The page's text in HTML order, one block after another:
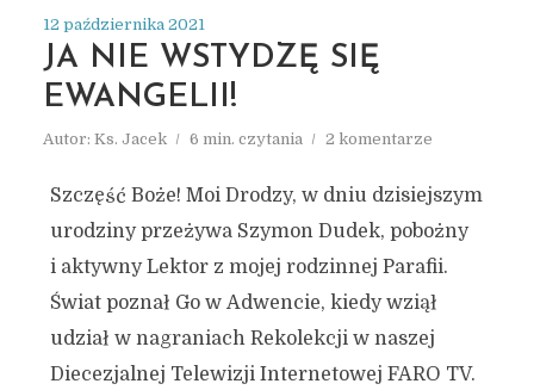
12 października 2021
JA NIE WSTYDZĘ SIĘ
EWANGELII!
Autor: Ks. Jacek 6 min. czytania 2 komentarze
Szczęść Boże! Moi Drodzy, w dniu dzisiejszym
urodziny przeżywa Szymon Dudek, pobożny
i aktywny Lektor z mojej rodzinnej Parafii.
Świat poznał Go w Adwencie, kiedy wziął
udział w nagraniach Rekolekcji w naszej
Diecezjalnej Telewizji Internetowej FARO TV.